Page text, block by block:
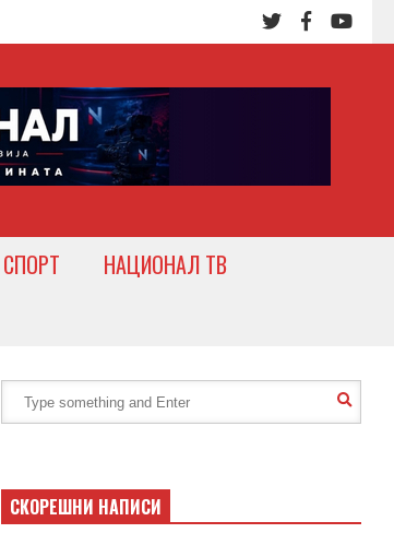
СПОРТ
НАЦИОНАЛ ТВ
СКОРЕШНИ НАПИСИ